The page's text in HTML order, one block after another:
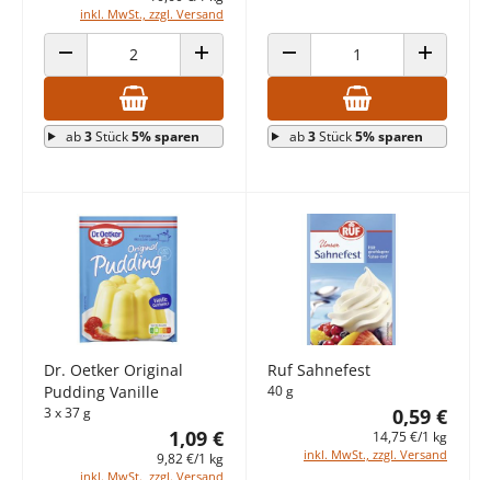
inkl. MwSt., zzgl. Versand
ANZAHL VERRINGERN ANZAHL ERHÖHEN
ab3Stück5% sparen
ANZAHL VERRINGERN ANZAHL
ab3Stück5% sparen
Dr. Oetker Original
Pudding Vanille
3 x 37 g
1,09 €
9,82 €/1 kg
inkl. MwSt., zzgl. Versand
Ruf Sahnefest
40 g
0,59 €
14,75 €/1 kg
inkl. MwSt., zzgl. Versand